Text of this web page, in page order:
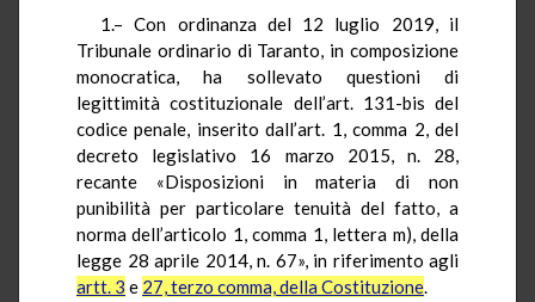
1.– Con ordinanza del 12 luglio 2019, il
Tribunale ordinario di Taranto, in composizione
monocratica, ha sollevato questioni di
legittimità costituzionale dell’art. 131-bis del
codice penale, inserito dall’art. 1, comma 2, del
decreto legislativo 16 marzo 2015, n. 28,
recante «Disposizioni in materia di non
punibilità per particolare tenuità del fatto, a
norma dell’articolo 1, comma 1, lettera m), della
legge 28 aprile 2014, n. 67», in riferimento agli
artt. 3 e 27, terzo comma, della Costituzione.